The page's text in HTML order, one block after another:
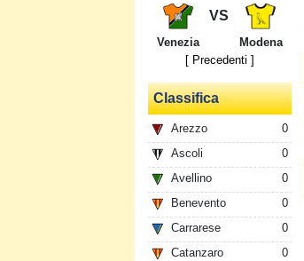
VS
Venezia
Modena
[ Precedenti ]
Classifica
Arezzo
0
Ascoli
0
Avellino
0
Benevento
0
Carrarese
0
Catanzaro
0